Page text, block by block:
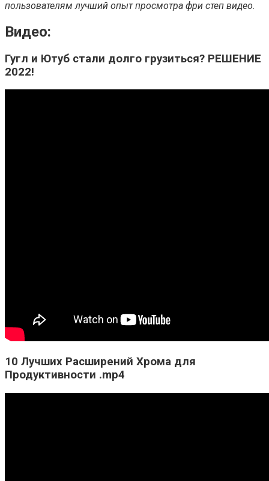
пользователям лучший опыт просмотра фри степ видео.
Видео:
Гугл и Ютуб стали долго грузиться? РЕШЕНИЕ
2022!
10 Лучших Расширений Хрома для
Продуктивности .mp4